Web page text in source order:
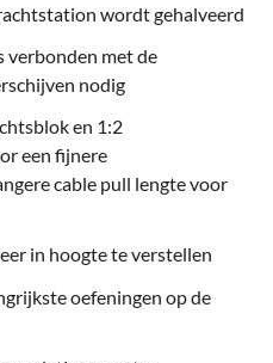
wordt gehalveerd
verbonden met de
nodig
en 1:2
een fijnere
cable pull lengte voor
in hoogte te verstellen
oefeningen op de